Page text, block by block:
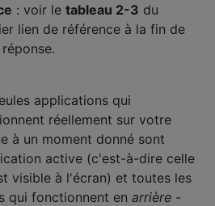
: voir le tableau 2-3 du
lien de référence à la fin de
applications qui
réellement sur votre
à un moment donné sont
active (c'est-à-dire celle
visible à l'écran) et toutes les
qui fonctionnent en arrière -